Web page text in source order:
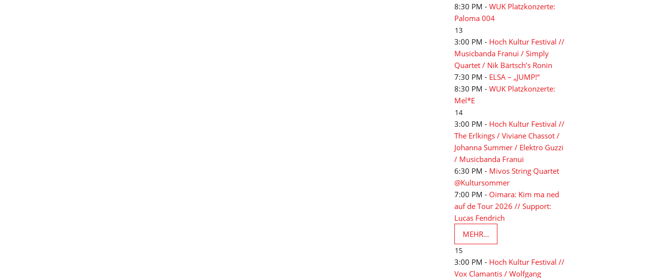
8:30 PM - WUK Platzkonzerte:
Paloma 004
13
3:00 PM - Hoch Kultur Festival //
Musicbanda Franui / Simply
Quartet / Nik Bärtsch’s Ronin
7:30 PM - ELSA – „JUMP!“
8:30 PM - WUK Platzkonzerte:
Mel*E
14
3:00 PM - Hoch Kultur Festival //
The Erlkings / Viviane Chassot /
Johanna Summer / Elektro Guzzi
/ Musicbanda Franui
6:30 PM - Mivos String Quartet
@Kultursommer
7:00 PM - Oimara: Kim ma ned
auf de Tour 2026 // Support:
Lucas Fendrich
MEHR...
15
3:00 PM - Hoch Kultur Festival //
Vox Clamantis / Wolfgang